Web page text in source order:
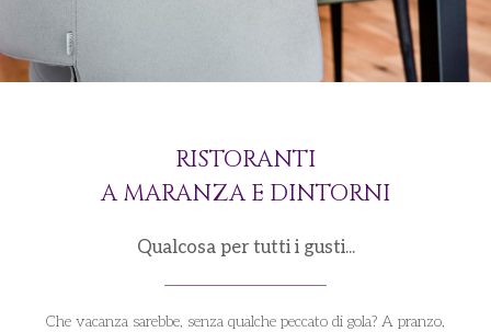
RISTORANTI
A MARANZA E DINTORNI
Qualcosa per tutti i gusti...
Che vacanza sarebbe, senza qualche peccato di gola? A pranzo,